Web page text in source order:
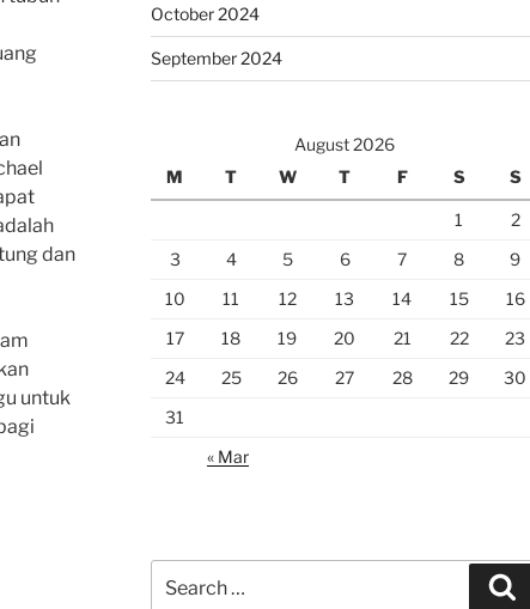
dan
untuk
October 2024
September 2024
August 2026
M
T W T F S S
1
2
3
4 5 6 7 8
9
10
11 12 13 14 15
16
17
18 19 20 21 22
23
24
25 26 27 28 29
30
31
« Mar
for: